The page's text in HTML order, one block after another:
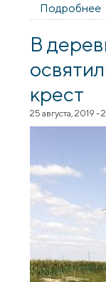
Подробнее
В
крест
25 августа, 2019 -